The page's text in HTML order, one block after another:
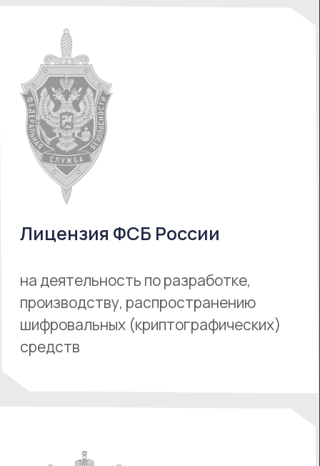
на деятельность по технической
защите конфиденциальной
информации
Лицензия ФСТЭК России
Наши партнеры